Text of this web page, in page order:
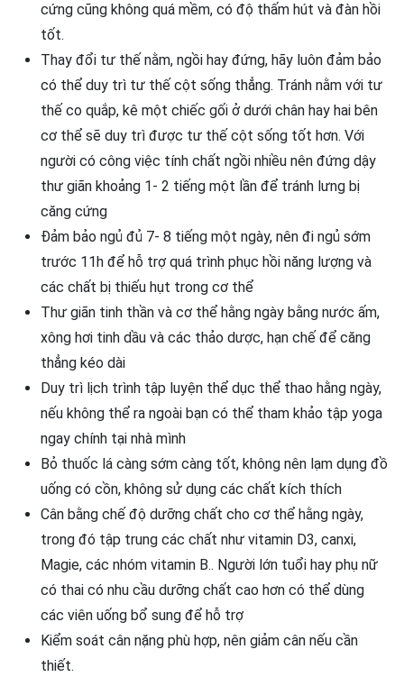
cứng cũng không quá mềm, có độ thấm hút và đàn hồi
tốt.
Thay đổi tư thế nằm, ngồi hay đứng, hãy luôn đảm bảo
có thể duy trì tư thế cột sống thẳng. Tránh nằm với tư
thế co quắp, kê một chiếc gối ở dưới chân hay hai bên
cơ thể sẽ duy trì được tư thế cột sống tốt hơn. Với
người có công việc tính chất ngồi nhiều nên đứng dậy
thư giãn khoảng 1- 2 tiếng một lần để tránh lưng bị
căng cứng
Đảm bảo ngủ đủ 7- 8 tiếng một ngày, nên đi ngủ sớm
trước 11h để hỗ trợ quá trình phục hồi năng lượng và
các chất bị thiếu hụt trong cơ thể
Thư giãn tinh thần và cơ thể hằng ngày bằng nước ấm,
xông hơi tinh dầu và các thảo dược, hạn chế để căng
thẳng kéo dài
Duy trì lịch trình tập luyện thể dục thể thao hằng ngày,
nếu không thể ra ngoài bạn có thể tham khảo tập yoga
ngay chính tại nhà mình
Bỏ thuốc lá càng sớm càng tốt, không nên lạm dụng đồ
uống có cồn, không sử dụng các chất kích thích
Cân bằng chế độ dưỡng chất cho cơ thể hằng ngày,
trong đó tập trung các chất như vitamin D3, canxi,
Magie, các nhóm vitamin B.. Người lớn tuổi hay phụ nữ
có thai có nhu cầu dưỡng chất cao hơn có thể dùng
các viên uống bổ sung để hỗ trợ
Kiểm soát cân nặng phù hợp, nên giảm cân nếu cần
thiết.